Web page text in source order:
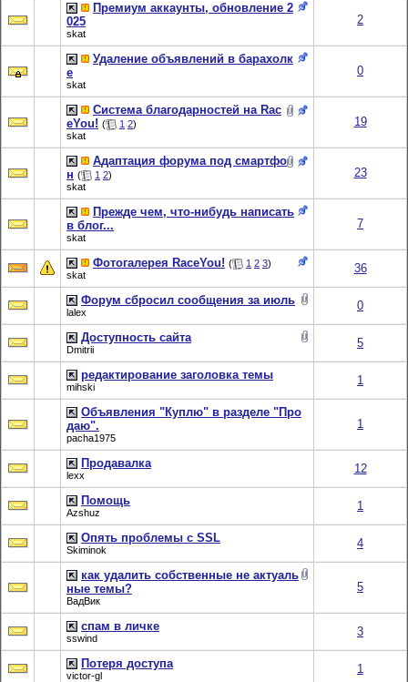
Премиум аккаунты, обновление 2
025
skat
2
Удаление объявлений в барахолк
е
skat
0
Система благодарностей на Rac
eYou! ( 1 2)
skat
19
Адаптация форума под смартфо
н ( 1 2)
skat
23
Прежде чем, что-нибудь написать
в блог...
skat
7
Фотогалерея RaceYou! ( 1 2 3)
skat
36
Форум сбросил сообщения за июль
lalex 0
Доступность сайта
Dmitrii 5
редактирование заголовка темы
mihski 1
Объявления "Куплю" в разделе "Про
даю".
pacha1975
1
Продавалка
lexx 12
Помощь
Azshuz 1
Опять проблемы с SSL
Skiminok 4
как удалить собственные не актуаль
ные темы?
ВадВик
5
спам в личке
sswind 3
Потеря доступа
victor-gl 1